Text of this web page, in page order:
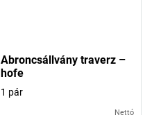
Abroncsállvány traverz –
hofe
1 pár
Nettó